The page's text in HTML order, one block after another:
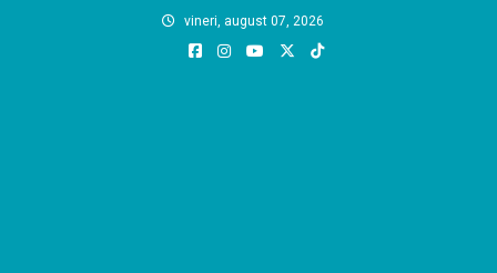
vineri, august 07, 2026